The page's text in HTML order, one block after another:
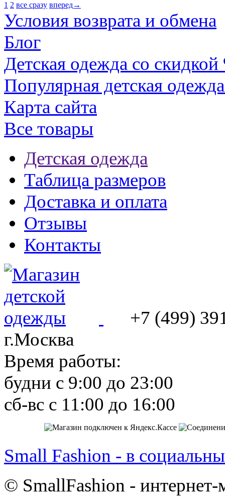
1 2 все сразу вперед→
Условия возврата и обмена
Блог
Детская одежда со скидкой
Популярная детская
Карта сайта
Все товары
Детская одежда
Таблица размеров
Доставка и оплата
Отзывы
Контакты
+7 (499)
г.Москва
Время работы:
будни с 9:00 до 23:00
сб-вс с 11:00 до 16:00
Small Fashion - в
© SmallFashion -